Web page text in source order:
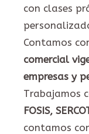
con clases
Contamos
comercial
empresas y
Trabajamos
FOSIS,
contamos